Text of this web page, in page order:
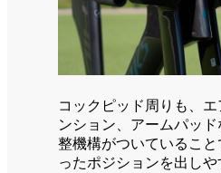
コックピッド周りも、
ンション、アームパッ
整機構がついているこ
ったポジションを出しや